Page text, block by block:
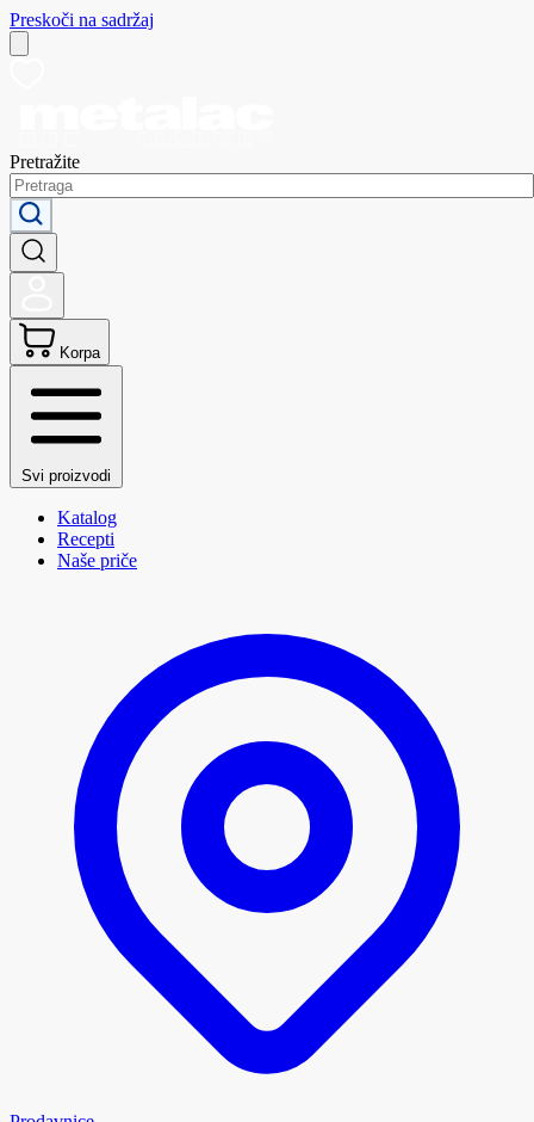
Preskoči na sadržaj
Pretražite
Korpa
Svi proizvodi
Katalog
Recepti
Naše priče